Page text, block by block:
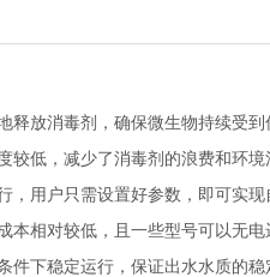
放消毒剂，确保微生物持续受到
低，减少了消毒剂的浪费和环境
用户只需设置好参数，即可实现
相对较低，且一些型号可以无电
下稳定运行，保证出水水质的稳